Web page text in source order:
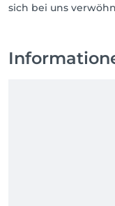
sich bei uns